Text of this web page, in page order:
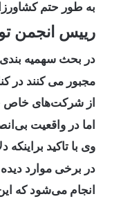
به طور حتم
رییس انجمن
در بحث سهمیه
مجبور می کنند در
از شرکت‌های خاص
اما در واقعیت
وی با تاکید
در برخی موارد
انجام می‌شود که